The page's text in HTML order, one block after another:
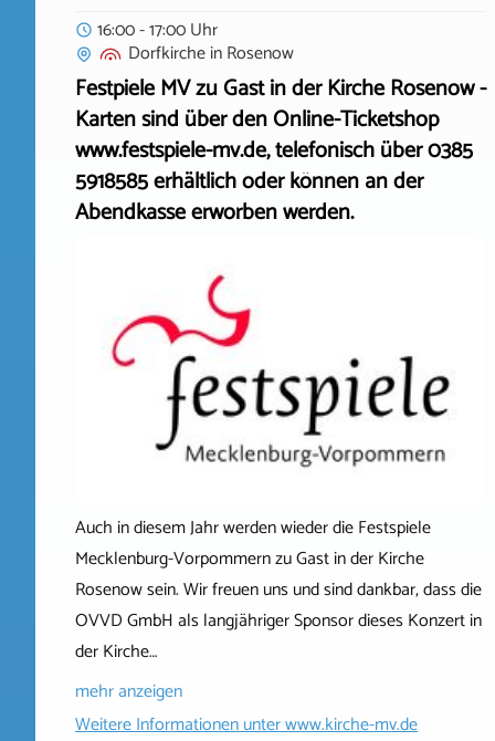
16:00 - 17:00 Uhr
DorfkircheinRosenow
Festpiele MV zu Gast in der Kirche Rosenow -
Karten sind über den Online-Ticketshop
www.festspiele-mv.de, telefonisch über 0385
5918585 erhältlich oder können an der
Abendkasse erworben werden.
Auch in diesem Jahr werden wieder die Festspiele
Mecklenburg-Vorpommern zu Gast in der Kirche
Rosenow sein. Wir freuen uns und sind dankbar, dass die
OVVD GmbH als langjähriger Sponsor dieses Konzert in
der Kirche…
mehr anzeigen
Weitere Informationen unterwww.kirche-mv.de